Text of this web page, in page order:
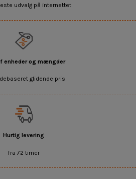
udvalg på internettet
enheder og mængder
glidende pris
Hurtig levering
fra 72 timer